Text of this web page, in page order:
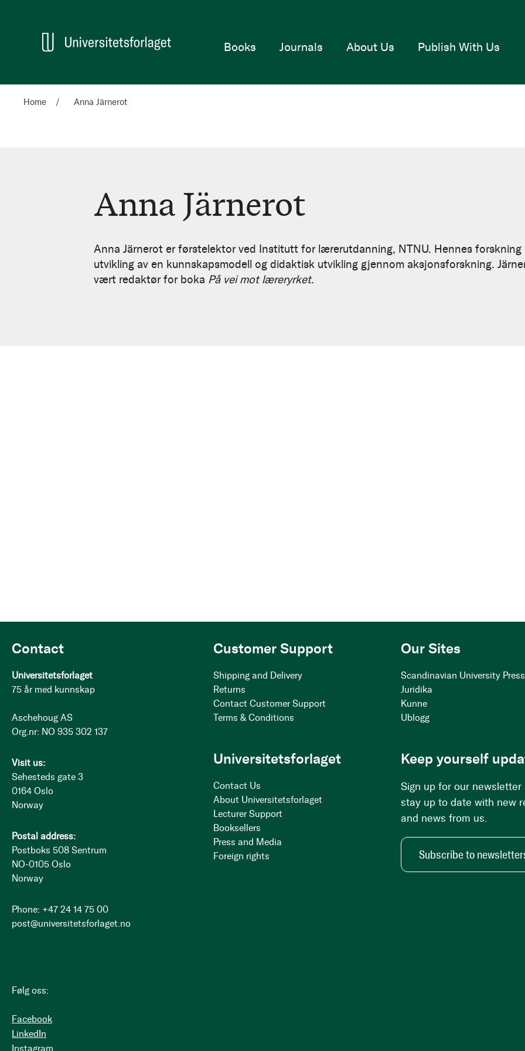
Home
Books Journals About Us Publish With Us
Home Anna Järnerot
Anna
Järnerot
Anna Järnerot
Anna Järnerot er førstelektor ved Institutt for lærerutdanning, NTNU. Hennes
utvikling av en kunnskapsmodell og didaktisk utvikling gjennom aksjonsforskning.
vært redaktør for boka På vei mot læreryrket.
Contact
Universitetsforlaget
75 år med kunnskap
Aschehoug AS
Org.nr: NO 935 302 137
Visit us:
Sehesteds gate 3
0164 Oslo
Norway
Postal address:
Postboks 508 Sentrum
NO-0105 Oslo
Norway
Phone: +47 24 14 75 00
post@universitetsforlaget.no
Følg oss:
Facebook
LinkedIn
Instagram
Customer Support
Shipping and Delivery
Returns
Contact Customer Support
Terms & Conditions
Our Sites
Scandinavian University Press
Juridika
Kunne
Ublogg
Universitetsforlaget
Contact Us
About Universitetsforlaget
Lecturer Support
Booksellers
Press and Media
Foreign rights
Keep yourself
Sign up for our newsletter
stay up to date with new
and news from us.
Subscribe to